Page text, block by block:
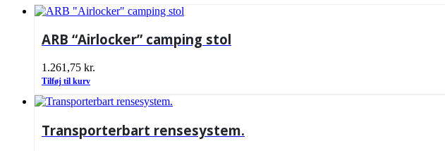
ARB “Airlocker” camping stol
1.261,75 kr.
Tilføj til kurv
Transporterbart rensesystem.